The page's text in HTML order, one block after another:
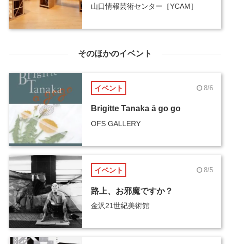
山口情報芸術センター［YCAM］
そのほかのイベント
イベント 8/6
Brigitte Tanaka ā go go
OFS GALLERY
イベント 8/5
路上、お邪魔ですか？
金沢21世紀美術館